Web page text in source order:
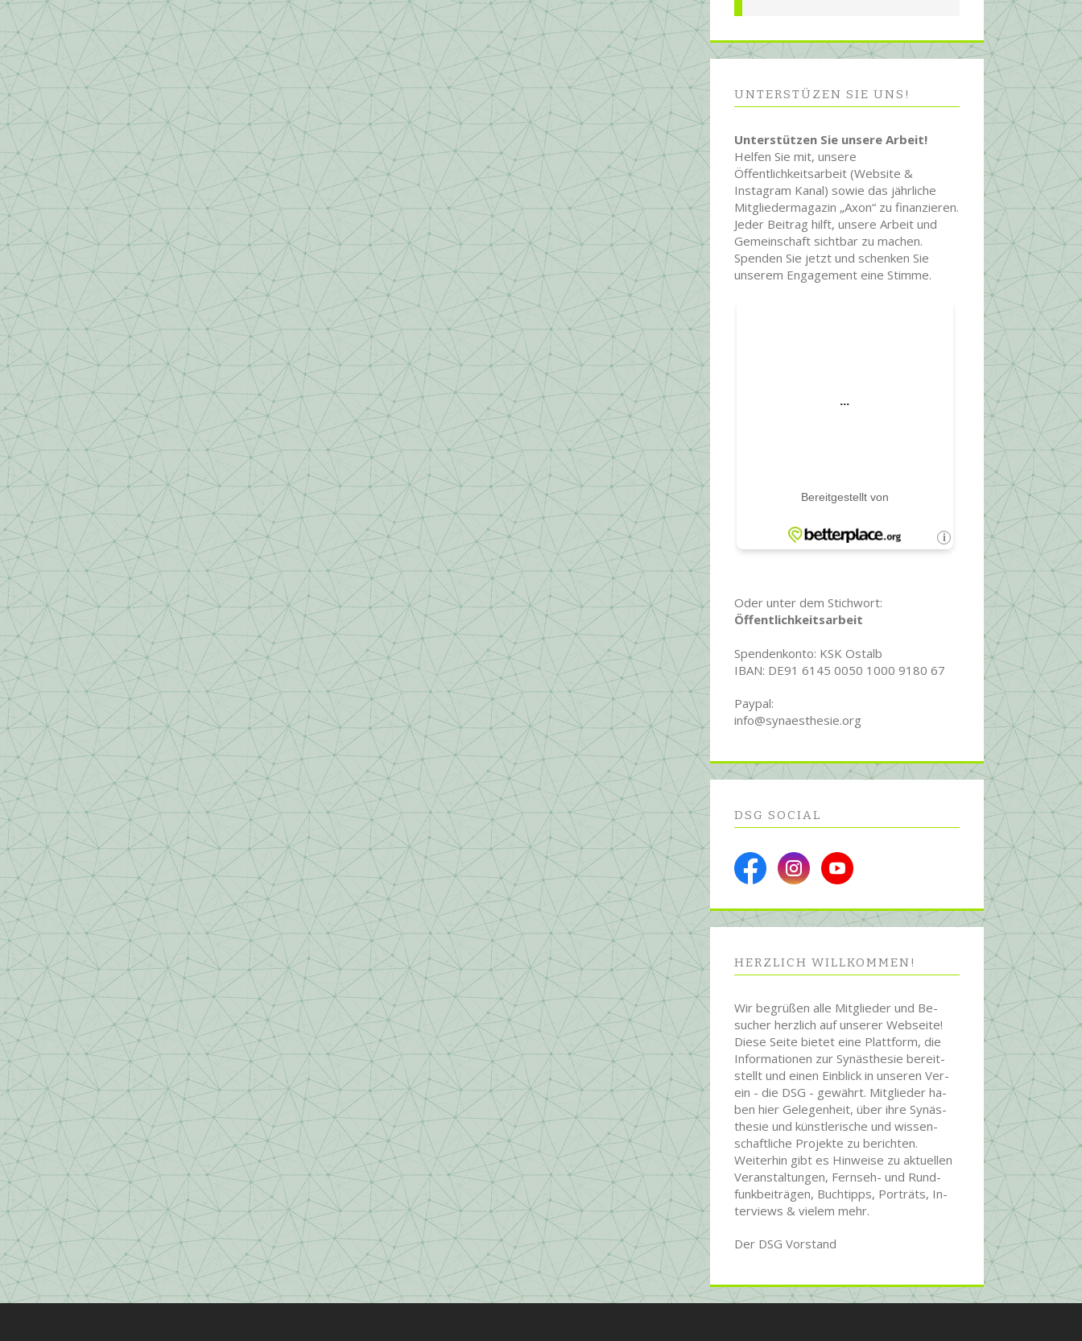
UNTERSTÜZEN SIE UNS!
Unterstützen Sie unsere Arbeit!
Helfen Sie mit, unsere
Öffentlichkeitsarbeit (Website &
Instagram Kanal) sowie das jährliche
Mitgliedermagazin „Axon“ zu finanzieren.
Jeder Beitrag hilft, unsere Arbeit und
Gemeinschaft sichtbar zu machen.
Spenden Sie jetzt und schenken Sie
unserem Engagement eine Stimme.
Oder unter dem Stichwort:
Öffentlichkeitsarbeit
Spendenkonto: KSK Ostalb
IBAN: DE91 6145 0050 1000 9180 67
Paypal:
info@synaesthesie.org
DSG SOCIAL
HERZLICH WILL­KOMMEN!
Wir begrüßen alle Mit­glie­der und Be­
sucher herz­lich auf unserer Web­seite!
Diese Seite bietet eine Platt­form, die
Infor­ma­tionen zur Syn­äs­the­sie be­reit­
stellt und einen Ein­blick in unseren Ver­
ein - die DSG - ge­währt. Mit­glie­der ha­
ben hier Ge­le­gen­heit, über ihre Syn­äs­
the­sie und künst­le­rische und wissen­
schaft­liche Pro­jekte zu be­rich­ten.
Wei­ter­hin gibt es Hin­wei­se zu ak­tu­ellen
Ver­an­stal­tun­gen, Fern­seh- und Rund­
funk­bei­trägen, Buch­tipps, Por­träts, In­
ter­views & vielem mehr.
Der DSG Vorstand